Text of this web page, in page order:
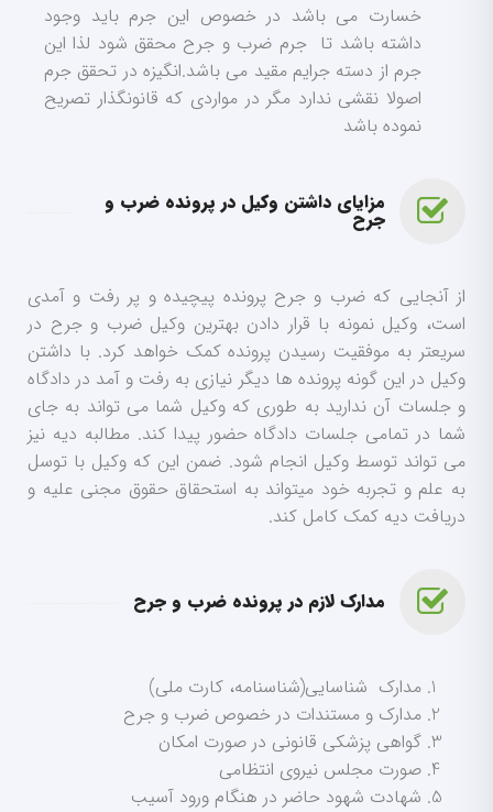
خسارت می باشد در خصوص این جرم باید وجود
داشته باشد تا جرم ضرب و جرح محقق شود لذا این
جرم از دسته جرایم مقید می باشد.انگیزه در تحقق جرم
اصولا نقشی ندارد مگر در مواردی که قانونگذار تصریح
نموده باشد
مزایای داشتن وکیل در پرونده ضرب و
جرح
از آنجایی که ضرب و جرح پرونده پیچیده و پر رفت و آمدی
است، وکیل نمونه با قرار دادن بهترین وکیل ضرب و جرح در
سریعتر به موفقیت رسیدن پرونده کمک خواهد کرد. با داشتن
وکیل در این گونه پرونده ها دیگر نیازی به رفت و آمد در دادگاه
و جلسات آن ندارید به طوری که وکیل شما می تواند به جای
شما در تمامی جلسات دادگاه حضور پیدا کند. مطالبه دیه نیز
می تواند توسط وکیل انجام شود. ضمن این که وکیل با توسل
به علم و تجربه خود میتواند به استحقاق حقوق مجنی علیه و
دریافت دیه کمک کامل کند.
مدارک لازم در پرونده ضرب و جرح
مدارک شناسایی(شناسنامه، کارت ملی)
مدارک و مستندات در خصوص ضرب و جرح
گواهی پزشکی قانونی در صورت امکان
صورت مجلس نیروی انتظامی
شهادت شهود حاضر در هنگام ورود آسیب